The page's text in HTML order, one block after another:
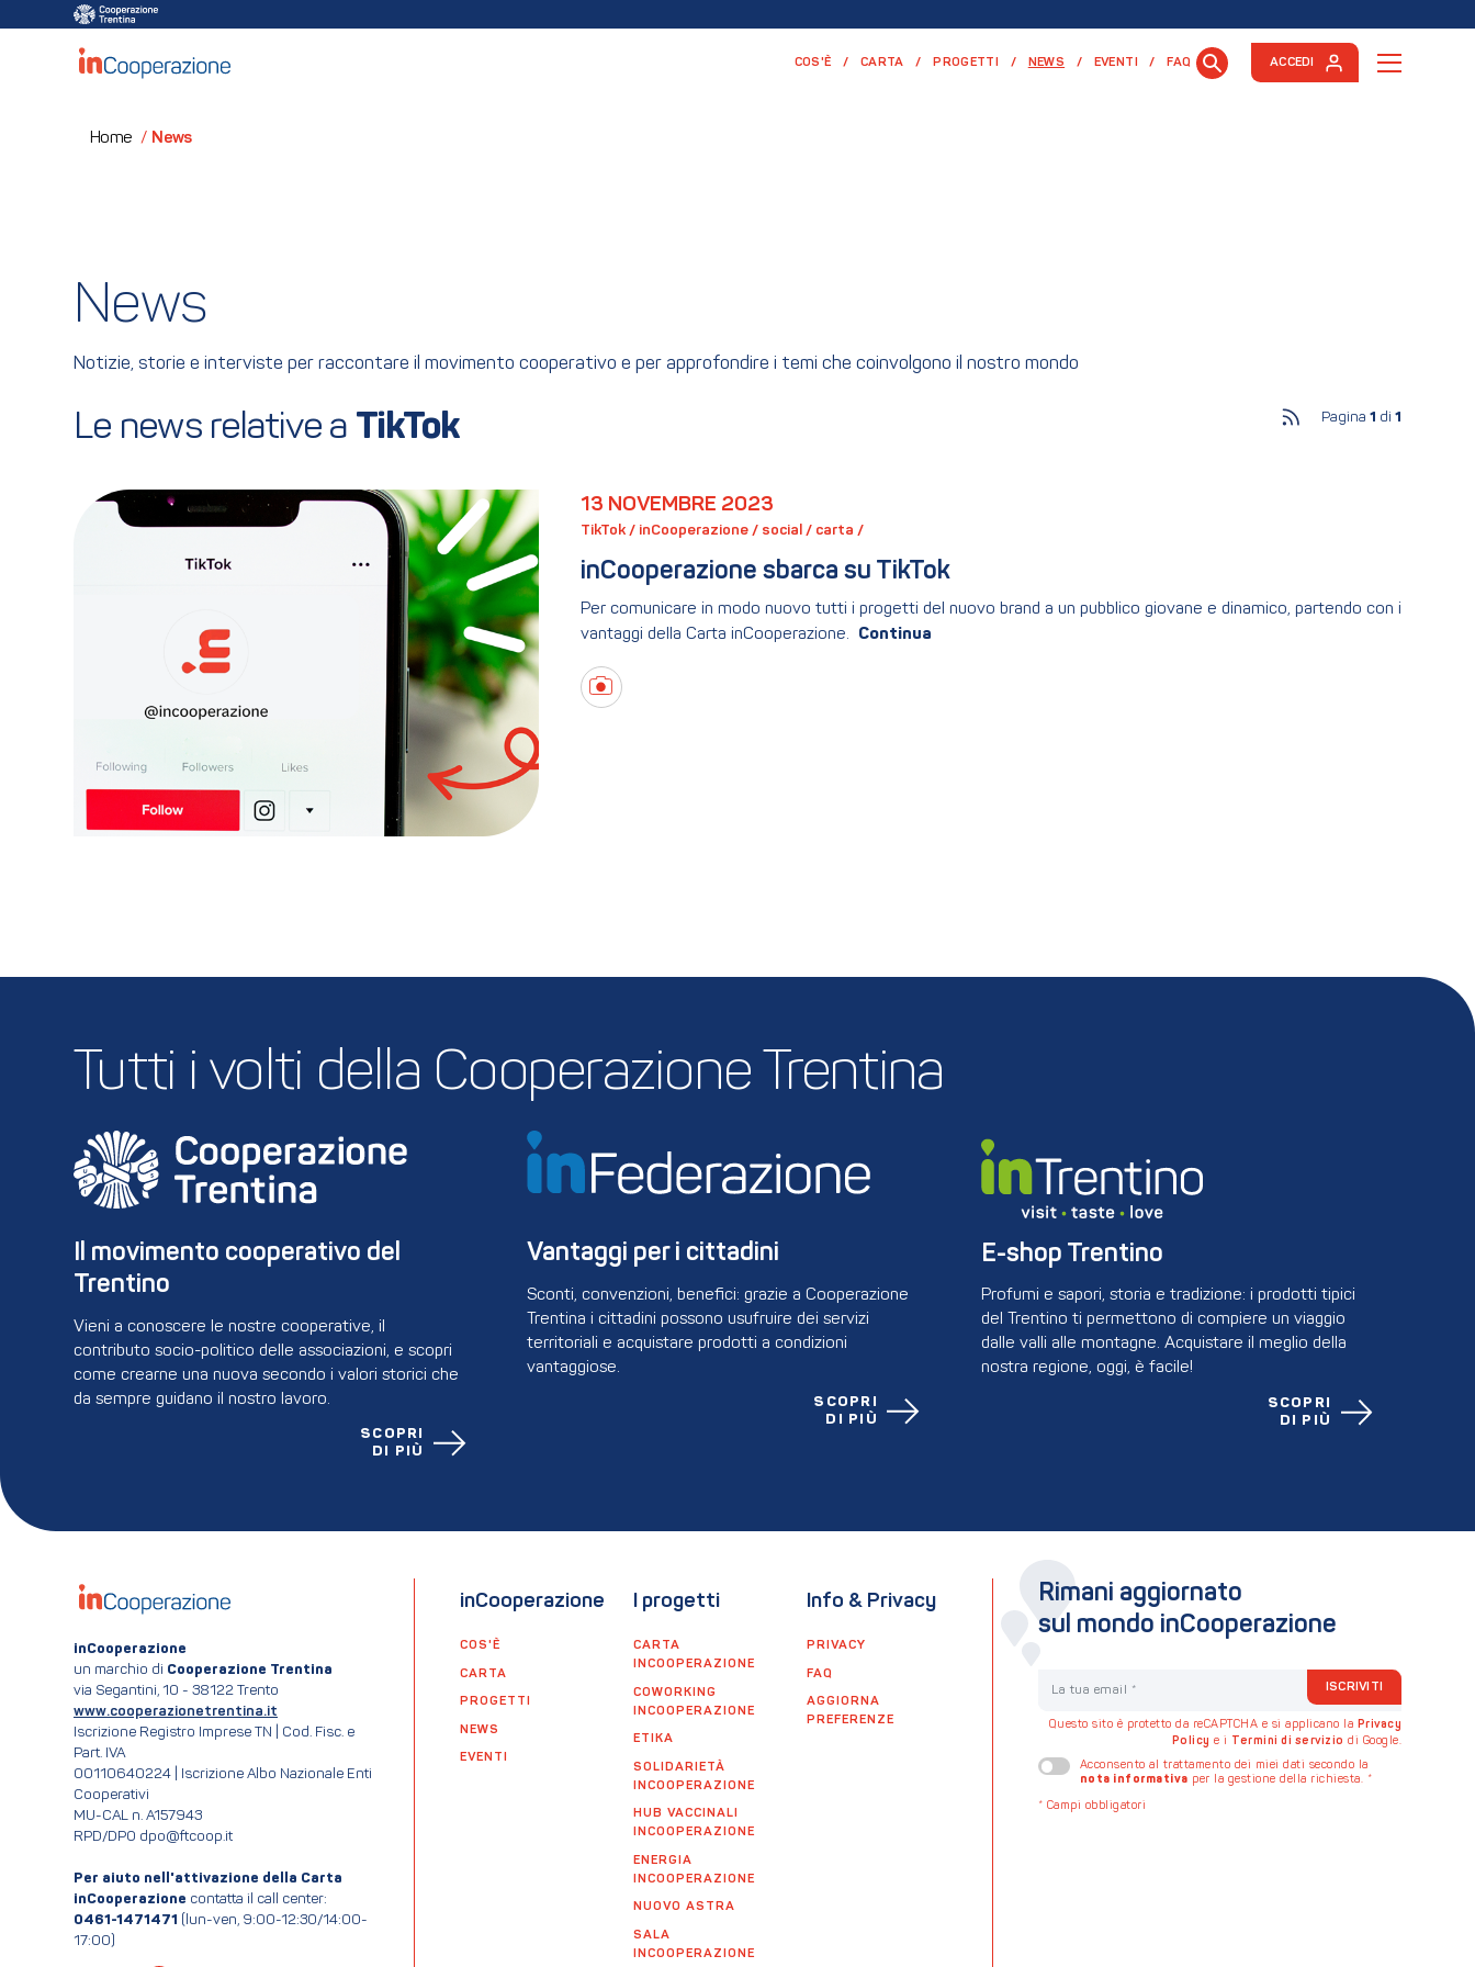
COS'È CARTA PROGETTI NEWS (CURRENT)
EVENTI FAQ ACCEDI
Home / News
News
Notizie, storie e interviste per raccontare il movimento cooperativo e per approfondire i temi che coinvolgono il nostro mondo
Le news relative a TikTok Pagina 1 di 1
13 NOVEMBRE 2023
TikTok / inCooperazione / social / carta /
inCooperazione sbarca su TikTok
Per comunicare in modo nuovo tutti i progetti del nuovo brand a un pubblico giovane e dinamico, partendo con i
vantaggi della Carta inCooperazione.
Tutti i volti della Cooperazione Trentina
Il movimento cooperativo del
Trentino
Vieni a conoscere le nostre cooperative, il
contributo socio-politico delle associazioni, e scopri
come crearne una nuova secondo i valori storici che
da sempre guidano il nostro lavoro.
SCOPRI
DI PIÙ
Vantaggi per i cittadini
Sconti, convenzioni, benefici: grazie a Cooperazione
Trentina i cittadini possono usufruire dei servizi
territoriali e acquistare prodotti a condizioni
vantaggiose.
SCOPRI
DI PIÙ
E-shop Trentino
Profumi e sapori, storia e tradizione: i prodotti tipici
del Trentino ti permettono di compiere un viaggio
dalle valli alle montagne. Acquistare il meglio della
nostra regione, oggi, è facile!
SCOPRI
DI PIÙ
inCooperazione
un marchio di Cooperazione Trentina
via Segantini, 10 - 38122 Trento
www.cooperazionetrentina.it
Iscrizione Registro Imprese TN | Cod. Fisc. e
Part. IVA
00110640224 | Iscrizione Albo Nazionale Enti
Cooperativi
MU-CAL n. A157943
RPD/DPO dpo@ftcoop.it
Per aiuto nell'attivazione della Carta
inCooperazione contatta il call center:
0461-1471471
(lun-ven, 9:00-12:30/14:00-
17:00)
inCooperazione
COS'È
CARTA
PROGETTI
NEWS
EVENTI
I progetti
CARTA
INCOOPERAZIONE
COWORKING
INCOOPERAZIONE
ETIKA
SOLIDARIETÀ
INCOOPERAZIONE
HUB VACCINALI
INCOOPERAZIONE
ENERGIA
INCOOPERAZIONE
NUOVO ASTRA
SALA
INCOOPERAZIONE
Info & Privacy
PRIVACY
FAQ
AGGIORNA
PREFERENZE
Rimani aggiornato
sul mondo inCooperazione
ISCRIVITI
Questo sito è protetto da reCAPTCHA e si applicano la Privacy
Policy e i Termini di servizio di Google.
Acconsento al trattamento dei miei dati secondo la
nota informativa per la gestione della richiesta. *
* Campi obbligatori